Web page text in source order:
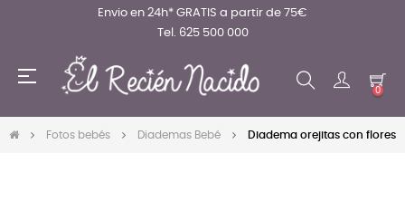
Envio en 24h* GRATIS a partir de 75€
Tel. 625 500 000
Navegación
☰
0
Fotos bebés Diademas Bebé Diadema orejitas con flores